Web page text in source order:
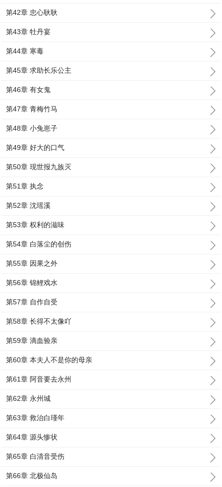
第42章 忠心耿耿
第43章 牡丹宴
第44章 寒毒
第45章 求助长乐公主
第46章 有女鬼
第47章 青梅竹马
第48章 小兔崽子
第49章 好大的口气
第50章 现世报九族灭
第51章 执念
第52章 沈瑶溪
第53章 权利的滋味
第54章 白落尘的创伤
第55章 因果之外
第56章 锦鲤戏水
第57章 自作自受
第58章 长得不太像吖
第59章 滴血验亲
第60章 本夫人不是你的母亲
第61章 阿音要去永州
第62章 永州城
第63章 救治白瑾年
第64章 源头惨状
第65章 白清音受伤
第66章 北极仙岛